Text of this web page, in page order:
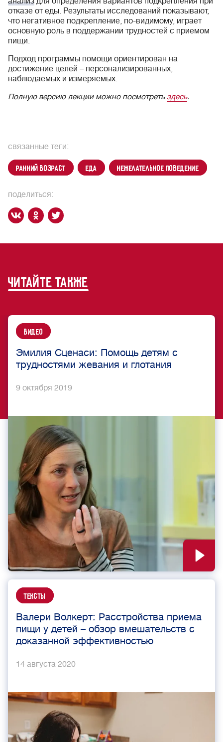
отказе от еды. Результаты исследований показывают,
что негативное подкрепление, по-видимому, играет
основную роль в поддержании трудностей с приемом
пищи.
Подход программы помощи ориентирован на
достижение целей – персонализированных,
наблюдаемых и измеряемых.
Полную версию лекции можно посмотреть здесь.
поделиться:
связанные теги:
ранний возраст еда нежелательное поведение
читайте также
Видео
Эмилия Сценаси: Помощь детям с
трудностями жевания и глотания
9 октября 2019
Тексты
Валери Волкерт: Расстройства приема
пищи у детей – обзор вмешательств с
доказанной эффективностью
14 августа 2020